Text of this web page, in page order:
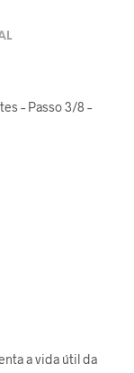
– Passo 3/8 –
a vida útil da